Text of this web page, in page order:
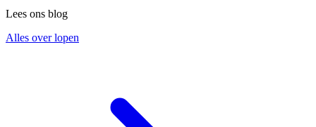
Lees ons blog
Alles over lopen